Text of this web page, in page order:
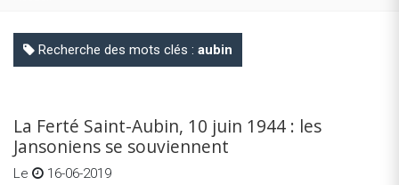
Recherche des mots clés : aubin
La Ferté Saint-Aubin, 10 juin 1944 : les
Jansoniens se souviennent
Le 16-06-2019